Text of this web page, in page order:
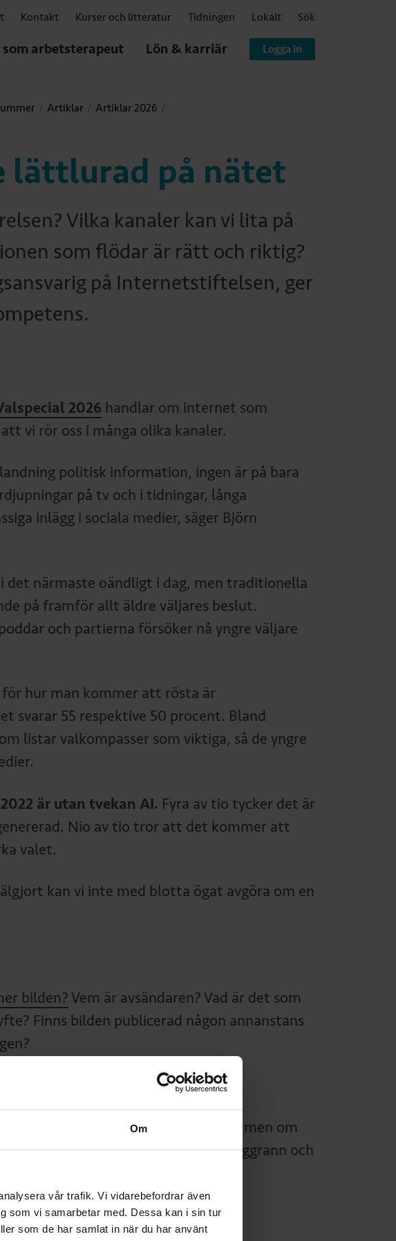
Om
vår trafik. Vi vidarebefordrar även
som vi samarbetar med. Dessa kan i sin tur
som de har samlat in när du har använt
Kontakt Kurser och litteratur Tidningen Lokalt Sök
arbetsterapeut Lön & karriär Logga in
Artiklar
Artiklar 2026
lättlurad på nätet
Vilka kanaler kan vi lita på
som flödar är rätt och riktig?
på Internetstiftelsen, ger
2026 handlar om internet som
vi rör oss i många olika kanaler.
politisk information, ingen är på bara
på tv och i tidningar, långa
inlägg i sociala medier, säger Björn
närmaste oändligt i dag, men traditionella
på framför allt äldre väljares beslut.
och partierna försöker nå yngre väljare
hur man kommer att rösta är
svarar 55 respektive 50 procent. Bland
listar valkompasser som viktiga, så de yngre
är utan tvekan AI. Fyra av tio tycker det är
Nio av tio tror att det kommer att
valet.
kan vi inte med blotta ögat avgöra om en
bilden?Vem är avsändaren? Vad är det som
Finns bilden publicerad någon annanstans
Budskapet kan låta övertygande, men om
sedan tidigare ska du vara extra noggrann och
flimrar förbiskulle vara sant är ett